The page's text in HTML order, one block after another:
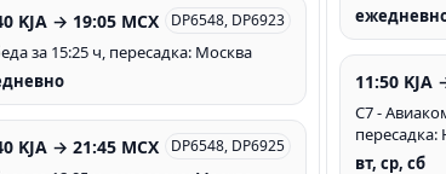
KJA → 19:05 MCX DP6548, DP6923
за 15:25 ч, пересадка: Москва
KJA → 21:45 MCX DP6548, DP6925
11:50 KJA
С7 -
вт, ср, сб